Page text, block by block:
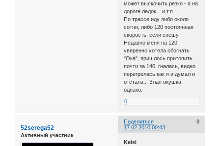
может выскочить резко - а на
дороге ледок... и т.п.
По трассе иду либо около
сотни, либо 120 постоянная
скорость, если спешу.
Недавно меня на 120
уверенно хотела обогнать
"Ока", пришлось притопить
почти за 140, гналась, видно
перегрелась как я и думал и
отстала... Злая окушка,
однако.
0
Поделиться
8
17.02.2010 00:43
52serega52
Активный участник
Keisi